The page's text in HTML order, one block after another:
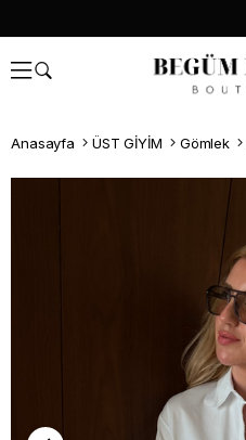
Anasayfa ÜST GİYİM Gömlek